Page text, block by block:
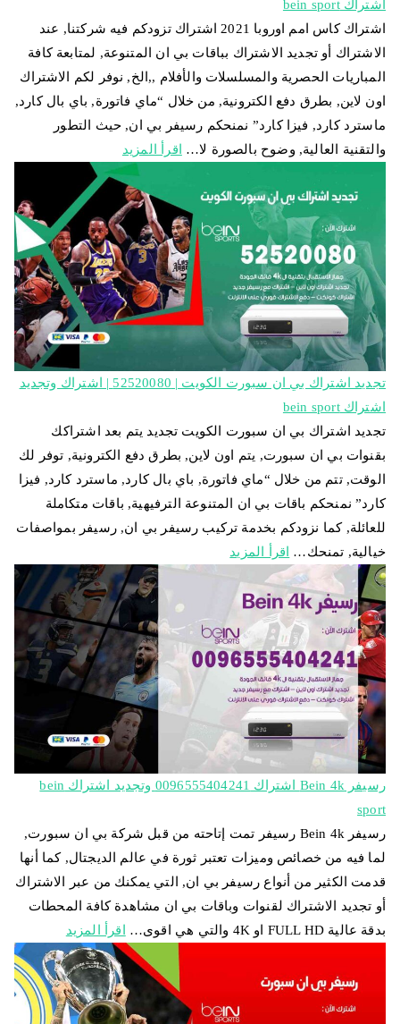
اشتراك bein sport
اشتراك كاس امم اوروبا 2021 اشتراك تزودكم فيه شركتنا, عند
الاشتراك أو تجديد الاشتراك بباقات بي ان المتنوعة, لمتابعة كافة
المباريات الحصرية والمسلسلات والأفلام ,,الخ, نوفر لكم الاشتراك
اون لاين, بطرق دفع الكترونية, من خلال “ماي فاتورة, باي بال كارد,
ماسترد كارد, فيزا كارد” نمنحكم رسيفر بي ان, حيث التطور
والتقنية العالية, وضوح بالصورة لا…
اقرأ المزيد
تجديد اشتراك بي ان سبورت الكويت | 52520080 | اشتراك وتجديد
اشتراك bein sport
تجديد اشتراك بي ان سبورت الكويت تجديد يتم بعد اشتراكك
بقنوات بي ان سبورت, يتم اون لاين, بطرق دفع الكترونية, توفر لك
الوقت, تتم من خلال “ماي فاتورة, باي بال كارد, ماسترد كارد, فيزا
كارد” نمنحكم باقات بي ان المتنوعة الترفيهية, باقات متكاملة
للعائلة, كما نزودكم بخدمة تركيب رسيفر بي ان, رسيفر بمواصفات
خيالية, تمنحك…
اقرأ المزيد
رسيفر Bein 4k اشتراك 0096555404241 وتجديد اشتراك bein
sport
رسيفر Bein 4k رسيفر تمت إتاحته من قبل شركة بي ان سبورت,
لما فيه من خصائص وميزات تعتبر ثورة في عالم الديجتال, كما أنها
قدمت الكثير من أنواع رسيفر بي ان, التي يمكنك من عبر الاشتراك
أو تجديد الاشتراك لقنوات وباقات بي ان مشاهدة كافة المحطات
بدقة عالية FULL HD او 4K والتي هي اقوى…
اقرأ المزيد